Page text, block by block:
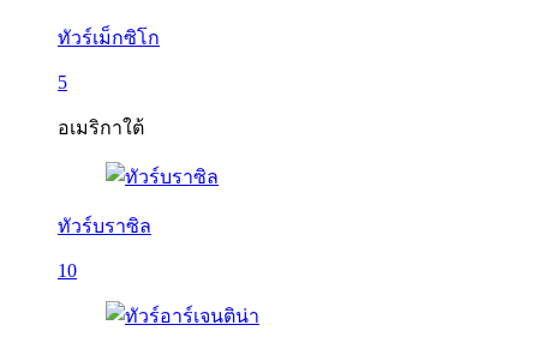
ทัวร์เม็กซิโก
5
อเมริกาใต้
ทัวร์บราซิล
10